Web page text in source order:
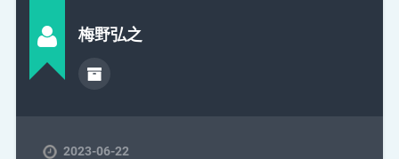
梅野弘之
2023-06-22